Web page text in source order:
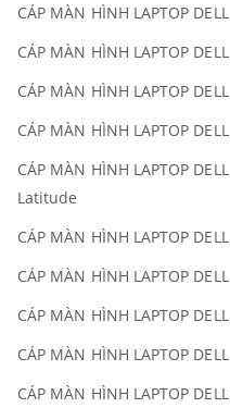
CÁP MÀN HÌNH LAPTOP DELL
CÁP MÀN HÌNH LAPTOP DELL
CÁP MÀN HÌNH LAPTOP DELL
CÁP MÀN HÌNH LAPTOP DELL
CÁP MÀN HÌNH LAPTOP DELL
Latitude
CÁP MÀN HÌNH LAPTOP DELL
CÁP MÀN HÌNH LAPTOP DELL
CÁP MÀN HÌNH LAPTOP DELL
CÁP MÀN HÌNH LAPTOP DELL
CÁP MÀN HÌNH LAPTOP DELL